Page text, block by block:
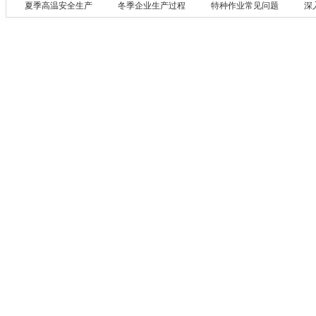
夏季高温安全生产 冬季企业生产过程 特种作业常见问题 深